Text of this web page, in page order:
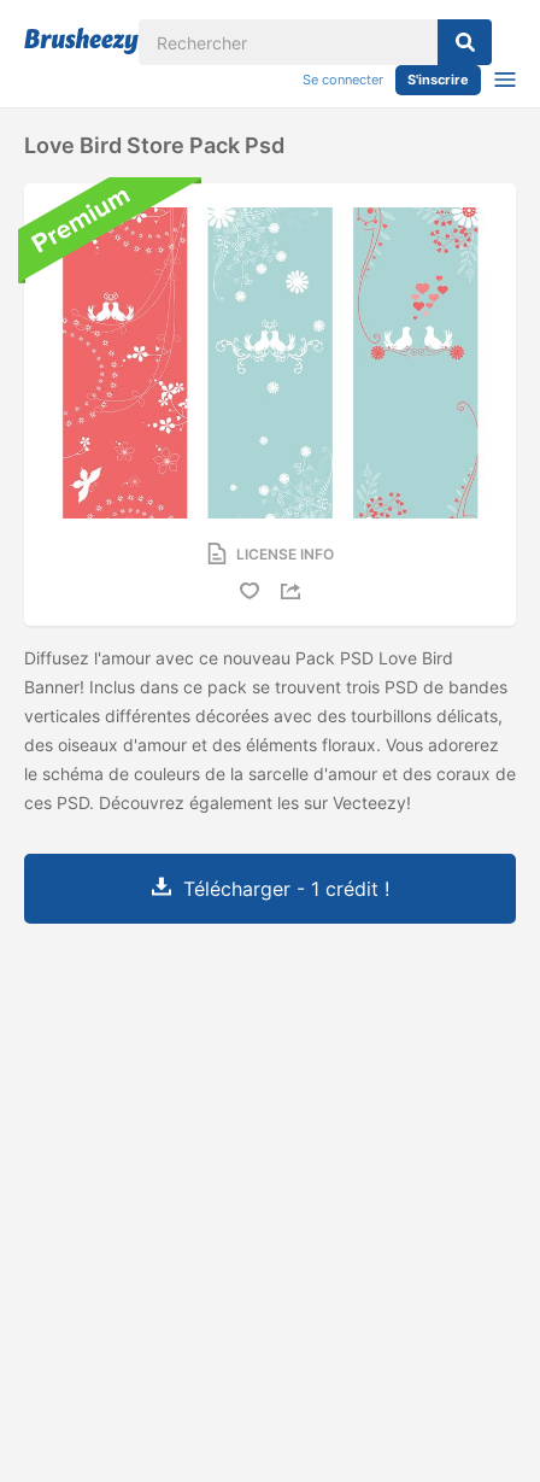
Se connecter S'inscrire
Love Bird Store Pack Psd
LICENSE INFO
Diffusez l'amour avec ce nouveau Pack PSD Love Bird
Banner! Inclus dans ce pack se trouvent trois PSD de bandes
verticales différentes décorées avec des tourbillons délicats,
des oiseaux d'amour et des éléments floraux. Vous adorerez
le schéma de couleurs de la sarcelle d'amour et des coraux de
ces PSD. Découvrez également les sur Vecteezy!
Télécharger - 1 crédit !